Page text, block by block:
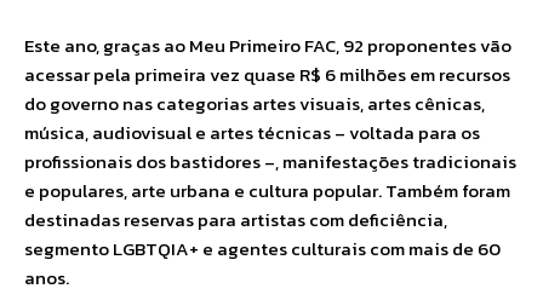
Este ano, graças ao Meu Primeiro FAC, 92 proponentes vão
acessar pela primeira vez quase R$ 6 milhões em recursos
do governo nas categorias artes visuais, artes cênicas,
música, audiovisual e artes técnicas – voltada para os
profissionais dos bastidores –, manifestações tradicionais
e populares, arte urbana e cultura popular. Também foram
destinadas reservas para artistas com deficiência,
segmento LGBTQIA+ e agentes culturais com mais de 60
anos.